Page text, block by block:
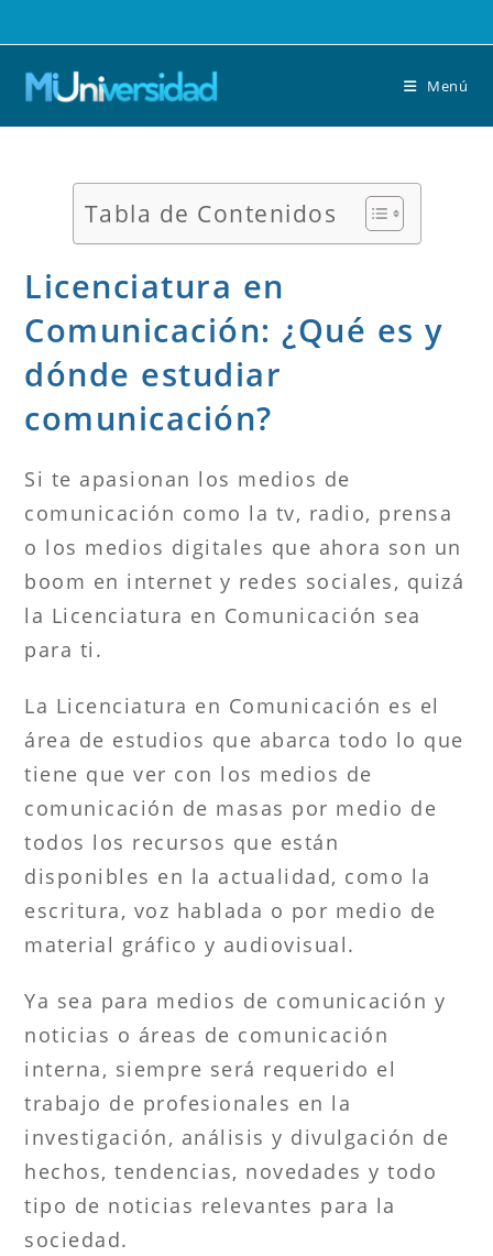
al
contenido
Menú
Tabla de Contenidos
Licenciatura en
Comunicación: ¿Qué es y
dónde estudiar
comunicación?
Si te apasionan los medios de
comunicación como la tv, radio, prensa
o los medios digitales que ahora son un
boom en internet y redes sociales, quizá
la Licenciatura en Comunicación sea
para ti.
La Licenciatura en Comunicación es el
área de estudios que abarca todo lo que
tiene que ver con los medios de
comunicación de masas por medio de
todos los recursos que están
disponibles en la actualidad, como la
escritura, voz hablada o por medio de
material gráfico y audiovisual.
Ya sea para medios de comunicación y
noticias o áreas de comunicación
interna, siempre será requerido el
trabajo de profesionales en la
investigación, análisis y divulgación de
hechos, tendencias, novedades y todo
tipo de noticias relevantes para la
sociedad.